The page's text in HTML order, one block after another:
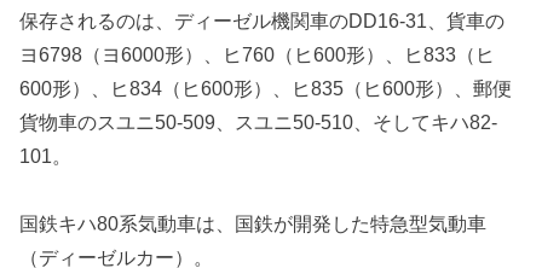
保存されるのは、ディーゼル機関車のDD16-31、貨車の
ヨ6798（ヨ6000形）、ヒ760（ヒ600形）、ヒ833（ヒ
600形）、ヒ834（ヒ600形）、ヒ835（ヒ600形）、郵便
貨物車のスユニ50-509、スユニ50-510、そしてキハ82-
101。
国鉄キハ80系気動車は、国鉄が開発した特急型気動車
（ディーゼルカー）。